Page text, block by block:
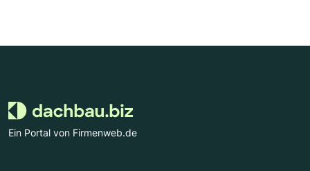
Ein Portal von Firmenweb.de